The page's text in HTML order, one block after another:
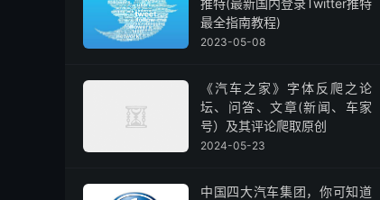
推特(最新国内登录Twitter推特
最全指南教程)
2023-05-08
《汽车之家》字体反爬之论
坛、问答、文章(新闻、车家
号）及其评论爬取原创
2024-05-23
中国四大汽车集团，你可知道